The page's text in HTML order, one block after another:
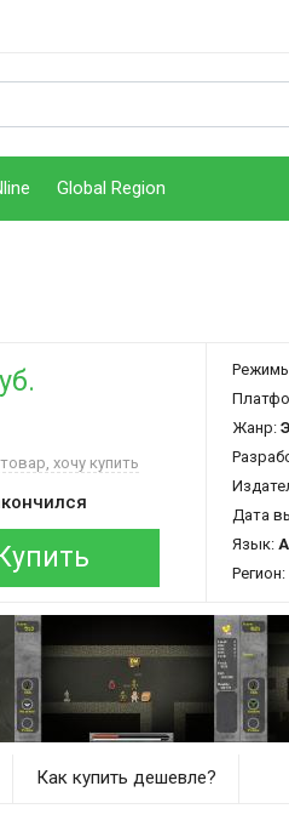
Global Region
хочу купить
Купить
Жанр:
Дата
Язык:
Регион:
Как купить дешевле?